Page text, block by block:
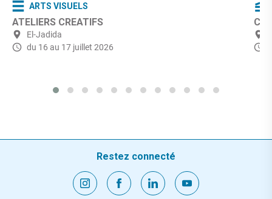
ARTS VISUELS
ATELIERS CREATIFS
El-Jadida
du 16 au 17 juillet 2026
Restez connecté